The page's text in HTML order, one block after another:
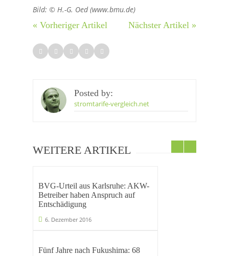
Bild: © H.-G. Oed (www.bmu.de)
« Vorheriger Artikel Nächster Artikel »
Posted by:
stromtarife-vergleich.net
WEITERE ARTIKEL
BVG-Urteil aus Karlsruhe: AKW-
Betreiber haben Anspruch auf
Entschädigung
6. Dezember 2016
Fünf Jahre nach Fukushima: 68